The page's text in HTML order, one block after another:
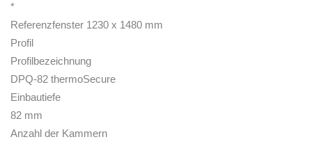
*
Referenzfenster 1230 x 1480 mm
Profil
Profilbezeichnung
DPQ-82 thermoSecure
Einbautiefe
82 mm
Anzahl der Kammern